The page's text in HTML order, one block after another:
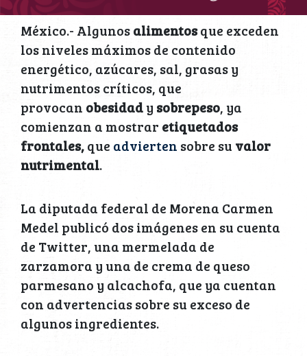
México.- Algunosalimentosque exceden
los niveles máximos de contenido
energético, azúcares, sal, grasas y
nutrimentos críticos, que
provocan obesidady sobrepeso, ya
comienzan a mostrar etiquetados
frontales,que advierten sobre su valor
nutrimental.
La diputada federal de Morena Carmen
Medel publicó dos imágenes en su cuenta
de Twitter, una mermelada de
zarzamora y una de crema de queso
parmesano y alcachofa, que ya cuentan
con advertencias sobre su exceso de
algunos ingredientes.